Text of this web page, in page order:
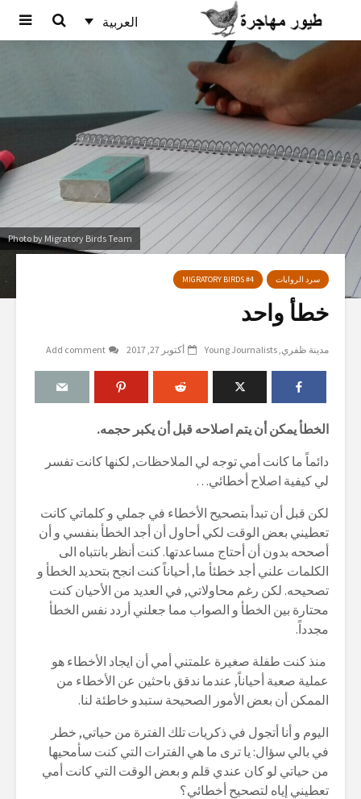
العربية
Photo by Migratory Birds Team
سرد الروايات MIGRATORY BIRDS #4
خطأ واحد
مدينة ظفري Young Journalists أكتوبر 27, 2017 Add comment
الخطأ يمكن أن يتم اصلاحه قبل أن يكبر حجمه.
دائماً ما كانت أمي توجه لي الملاحظات, لكنها كانت تفسر
لي كيفية اصلاح أخطائي…
لكن قبل أن تبدأ بتصحيح الأخطاء في جملي و كلماتي كانت
تعطيني بعض الوقت لكي أحاول أن أجد الخطأ بنفسي و أن
أصححه بدون أن أحتاج مساعدتها. كنت أنظر بانتباه الى
الكلمات علني أجد خطئأ ما, أحياناً كنت انجح بتحديد الخطأ و
تصحيحه. لكن رغم محاولاتي, في العديد من الأحيان كنت
محتارة بين الخطأ و الصواب مما جعلني أردد نفس الخطأ
مجدداً.
منذ كنت طفلة صغيرة علمتني أمي أن ايجاد الأخطاء هو
عملية صعبة أحياناً, عندما ندقق باحثين عن الأخطاء من
الممكن أن بعض الأمور الصحيحة ستبدو خاطئة لنا.
اليوم و أنا أتجول في ذكريات تلك الفترة من حياتي, خطر
في بالي سؤال: يا ترى ما هي الفترات التي كنت سأمحيها
من حياتي لو كان عندي قلم و بعض الوقت التي كانت أمي
تعطيني إياه لتصحيح أخطائي؟